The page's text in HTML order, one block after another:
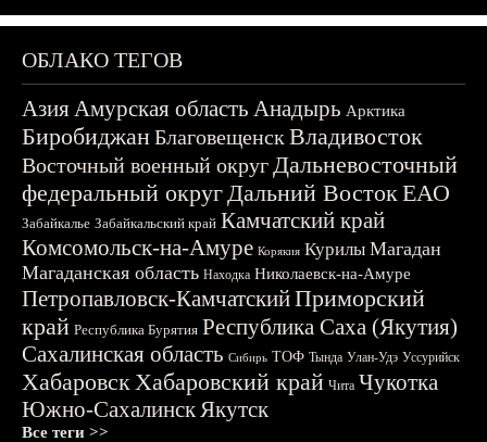
ОБЛАКО ТЕГОВ
АзияАмурская область Анадырь Арктика
БиробиджанБлаговещенскВладивосток
Восточный военный округДальневосточный
федеральный округДальний ВостокЕАО
Забайкалье Забайкальский край Камчатский край
Комсомольск-на-Амуре Корякия Курилы Магадан
Магаданская область Находка Николаевск-на-Амуре
Петропавловск-КамчатскийПриморский
край Республика Бурятия Республика Саха (Якутия)
Сахалинская область Сибирь ТОФ Тында Улан-Удэ Уссурийск
ХабаровскХабаровский край Чита Чукотка
Южно-СахалинскЯкутск
Все теги >>